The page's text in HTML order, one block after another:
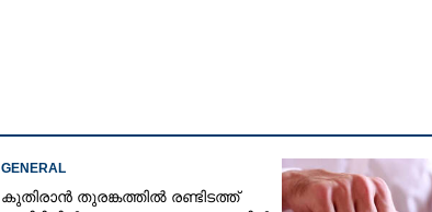
GENERAL
കുതിരാൻ തുരങ്കത്തിൽ രണ്ടിടത്ത്
പെണ്‍പുലി; ഡി ശില്‍പ്പ ഐപിഎസ് ഇനി
സിബിഐയില്‍